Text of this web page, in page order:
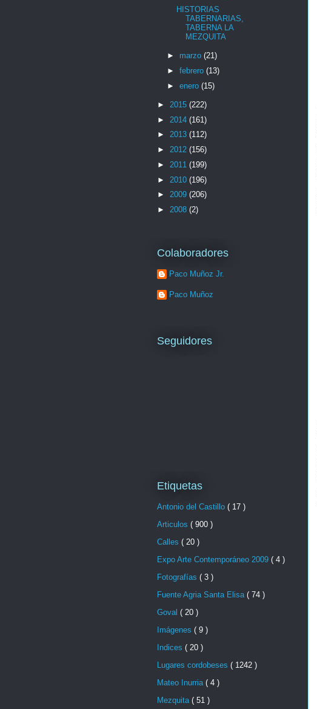
HISTORIAS
TABERNARIAS,
TABERNA LA
MEZQUITA
► marzo (21)
► febrero (13)
► enero (15)
► 2015 (222)
► 2014 (161)
► 2013 (112)
► 2012 (156)
► 2011 (199)
► 2010 (196)
► 2009 (206)
► 2008 (2)
Colaboradores
Paco Muñoz Jr.
Paco Muñoz
Seguidores
Etiquetas
Antonio del Castillo ( 17 )
Articulos ( 900 )
Calles ( 20 )
Expo Arte Contemporáneo 2009 ( 4 )
Fotografías ( 3 )
Fuente Agria Santa Elisa ( 74 )
Goval ( 20 )
Imágenes ( 9 )
Indices ( 20 )
Lugares cordobeses ( 1242 )
Mateo Inurria ( 4 )
Mezquita ( 51 )